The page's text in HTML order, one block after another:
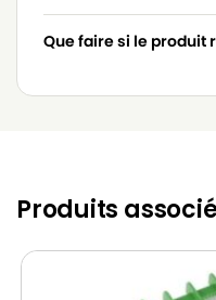
ROWENTA
RO3733
ROWENTA
ROWENTA
Que faire si le produit
Produits